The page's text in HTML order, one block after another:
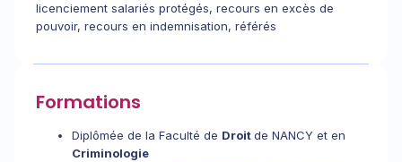
licenciement salariés protégés, recours en excès de
pouvoir, recours en indemnisation, référés
Formations
Diplômée de la Faculté de Droitde NANCY et en
Criminologie